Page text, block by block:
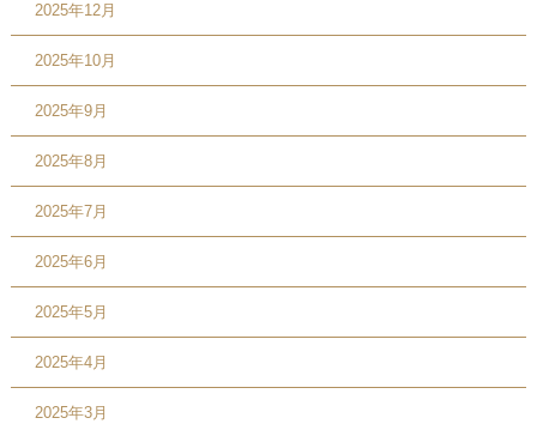
2025年12月
2025年10月
2025年9月
2025年8月
2025年7月
2025年6月
2025年5月
2025年4月
2025年3月